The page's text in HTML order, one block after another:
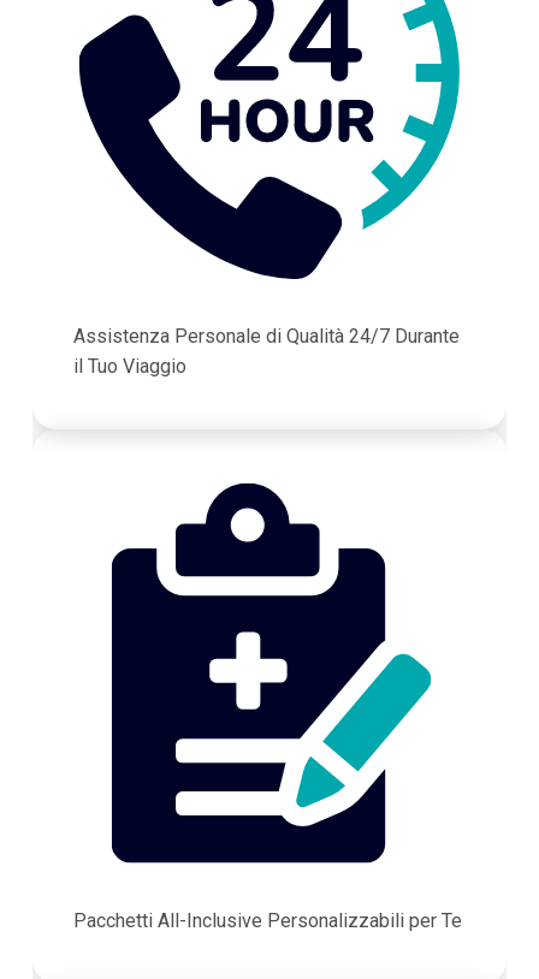
Assistenza Personale di Qualità 24/7 Durante
il Tuo Viaggio
Pacchetti All-Inclusive Personalizzabili per Te